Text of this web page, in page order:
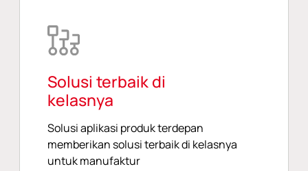
Solusi terbaik di
kelasnya
Solusi aplikasi produk terdepan
memberikan solusi terbaik di kelasnya
untuk manufaktur